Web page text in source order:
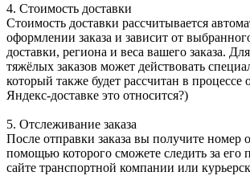
4. Стоимость доставки
Стоимость доставки рассчитывается
оформлении заказа и зависит от
доставки, региона и веса вашего заказа.
тяжёлых заказов может действовать
который также будет рассчитан в процессе
Яндекс-доставке это относится?)
5. Отслеживание заказа
После отправки заказа вы получите номер
помощью которого сможете следить за его
сайте транспортной компании или